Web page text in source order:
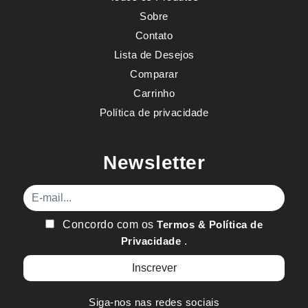
Sobre
Contato
Lista de Desejos
Comparar
Carrinho
Política de privacidade
Newsletter
E-mail
Concordo com osTermos & Política de
Privacidade .
Siga-nos nas redes sociais